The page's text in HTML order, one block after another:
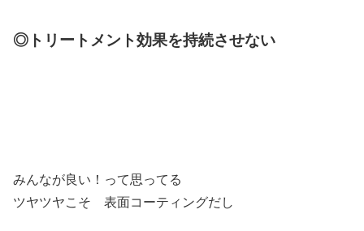
◎トリートメント効果を持続させない
みんなが良い！って思ってる
ツヤツヤこそ 表面コーティングだし